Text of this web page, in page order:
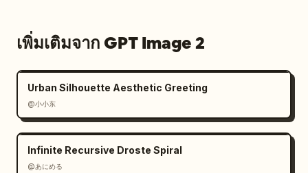
เพิ่มเติมจาก GPT Image 2
Urban Silhouette Aesthetic Greeting
@小小东
Infinite Recursive Droste Spiral
@あにめる